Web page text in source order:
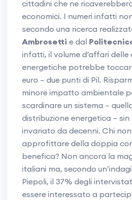
cittadini che ne
economici. I numeri infatti
secondo una ricerca
Ambrosetti e dal
infatti, il volume d’affari delle
energetiche potrebbe
euro – due punti di Pil.
minore impatto ambientale
scardinare un sistema –
distribuzione energetica – sin
invariato da decenni. Chi
approfittare della doppia
benefica? Non ancora la
italiani ma, secondo
Piepoli, il 37% degli
essere interessato a